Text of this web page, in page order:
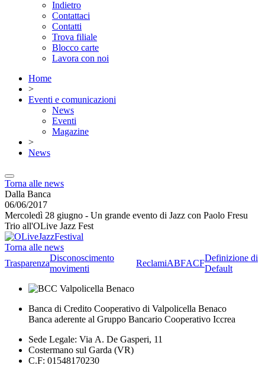
Indietro
Contattaci
Contatti
Trova filiale
Blocco carte
Lavora con noi
Home
>
Eventi e comunicazioni
News
Eventi
Magazine
>
News
Torna alle news
Dalla Banca
06/06/2017
Mercoledì 28 giugno - Un grande evento di Jazz con Paolo Fresu
Trio all'OLive Jazz Fest
Torna alle news
Trasparenza
Disconoscimento
movimenti
ReclamiABFACF
Definizione di
Default
Banca di Credito Cooperativo di Valpolicella Benaco
Banca aderente al Gruppo Bancario Cooperativo Iccrea
Sede Legale: Via A. De Gasperi, 11
Costermano sul Garda (VR)
C.F: 01548170230